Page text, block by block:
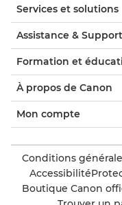
Services et solutions
Assistance & Support
Formation et
À propos de Canon
Mon compte
Conditions
Accessibilité
Boutique Canon